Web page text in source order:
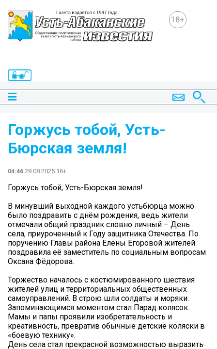
18+
Горжусь тобой, Усть-
Бюрская земля!
04:46 28.08.2025 16+
Горжусь тобой, Усть-Бюрская земля!
В минувший выходной каждого устьбюрца можно
было поздравить с днём рождения, ведь жители
отмечали общий праздник словно личный – День
села, приуроченный к Году защитника Отечества. По
поручению Главы района Елены Егоровой жителей
поздравила её заместитель по социальным вопросам
Оксана Фёдорова.
Торжество началось с костюмированного шествия
жителей улиц и территориальных общественных
самоуправлений. В строю шли солдаты и моряки.
Запоминающимся моментом стал Парад колясок.
Мамы и папы проявили изобретательность и
креативность, превратив обычные детские коляски в
«боевую технику».
День села стал прекрасной возможностью выразить